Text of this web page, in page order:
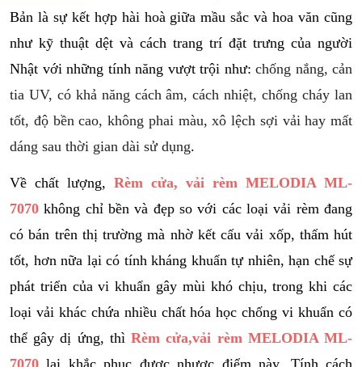
Bản là sự kết hợp hài hoà giữa mầu sắc và hoa văn cũng
như kỹ thuật dệt và cách trang trí đặt trưng của người
Nhật với những tính năng vượt trội như: chống nắng, cản
tia UV, có khả năng cách âm, cách nhiệt, chống cháy lan
tốt, độ bền cao, không phai màu, xô lệch sợi vải hay mất
dáng sau thời gian dài sử dụng.
Về chất lượng, Rèm cửa, vải rèm MELODIA ML-
7070 không chỉ bền và đẹp so với các loại vải rèm đang
có bán trên thị trường mà nhờ kết cấu vải xốp, thấm hút
tốt, hơn nữa lại có tính kháng khuẩn tự nhiên, hạn chế sự
phát triển của vi khuẩn gây mùi khó chịu, trong khi các
loại vải khác chứa nhiều chất hóa học chống vi khuẩn có
thể gây dị ứng, thìRèm cửa,vải rèm MELODIA ML-
7070 lại khắc phục được nhược điểm này. Tính cách